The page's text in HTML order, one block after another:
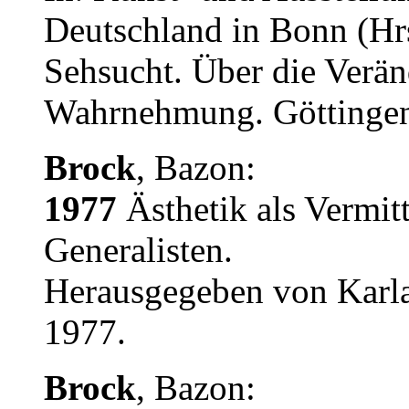
Deutschland in Bonn
Sehsucht. Über die
Wahrnehmung.
Brock, Bazon:
1977 Ästhetik als
Generalisten.
Herausgegeben von
1977.
Brock, Bazon: